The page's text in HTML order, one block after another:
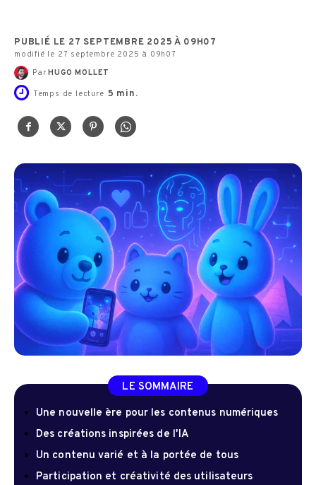
PUBLIÉ LE 27 SEPTEMBRE 2025 À 09H07
modifié le 27 septembre 2025 à 09h07
Par HUGO MOLLET
Temps de lecture 5 min.
LE SOMMAIRE
Une nouvelle ère pour les contenus numériques
Des créations inspirées de l'IA
Un contenu varié et à la portée de tous
Participation et créativité des utilisateurs